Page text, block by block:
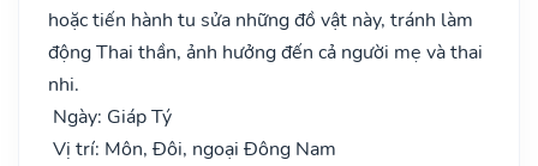
hoặc tiến hành tu sửa những đồ vật này, tránh làm
động Thai thần, ảnh hưởng đến cả người mẹ và thai
nhi.
Ngày: Giáp Tý
Vị trí: Môn, Đôi, ngoại Đông Nam